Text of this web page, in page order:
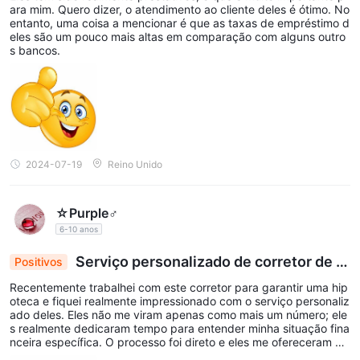
casa para despesas importantes, o refinanciamento pode
proporcionar alívio financeiro e flexibilidade. O RC Global
trabalha em estreita colaboração com os clientes para avaliar
sua situação financeira atual e metas de longo prazo,
oferecendo opções de refinanciamento que melhor atendam às
suas necessidades.
Empréstimos Hipotecários Reversos
especificamente para idosos, os empréstimos hipotecários
reversos do RC Global oferecem uma ferramenta financeira
patrimônio líquido de sua casa em dinheiro sem a necessidade
de vendê-la, os empréstimos hipotecários reversos fornecem
uma fonte de renda que pode complementar os fundos de
financiar melhorias na casa. O RC Global garante que os
clientes compreendam completamente os termos e as possíveis
implicações de um empréstimo hipotecário reverso, orientando-
os no processo com conselhos e suporte especializados.
ara mim. Quero dizer, o atendimento ao cliente deles é ótimo. No
entanto, uma coisa a mencionar é que as taxas de empréstimo d
eles são um pouco mais altas em comparação com alguns outro
s bancos.
2024-07-19 Reino Unido
☆Purple♂
6-10 anos
Positivos
Serviço personalizado de corretor de hi
potecas obtém ótimas taxas, alta recomendação
Recentemente trabalhei com este corretor para garantir uma hip
oteca e fiquei realmente impressionado com o serviço personaliz
ado deles. Eles não me viram apenas como mais um número; ele
s realmente dedicaram tempo para entender minha situação fina
nceira específica. O processo foi direto e eles me ofereceram u